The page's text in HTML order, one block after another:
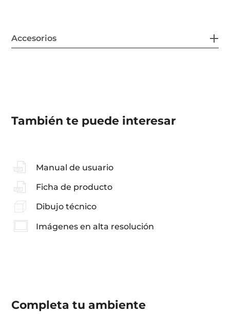
Accesorios
También te puede interesar
Manual de usuario
Ficha de producto
Dibujo técnico
Imágenes en alta resolución
Completa tuambiente